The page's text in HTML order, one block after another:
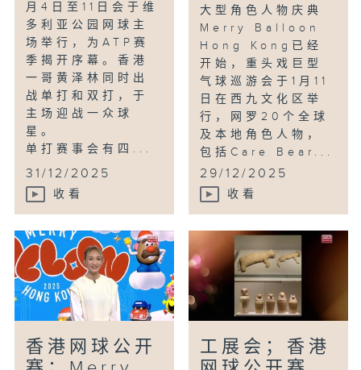
月4日至11日会于维
多利亚公园网球主
场举行，为ATP赛
季揭开序幕。香港
一哥黄泽林同时出
战单打和双打，于
主场迎战一众球
星。
单打赛事会有四...
31/12/2025
收看
大型角色人物庆典
Merry Balloon
Hong Kong已经
开始，重头戏巨型
气球巡游会于1月11
日在西九文化区举
行，网罗20个全球
及本地角色人物，
包括Care Bear...
29/12/2025
收看
香港网球公开
工展会；香港